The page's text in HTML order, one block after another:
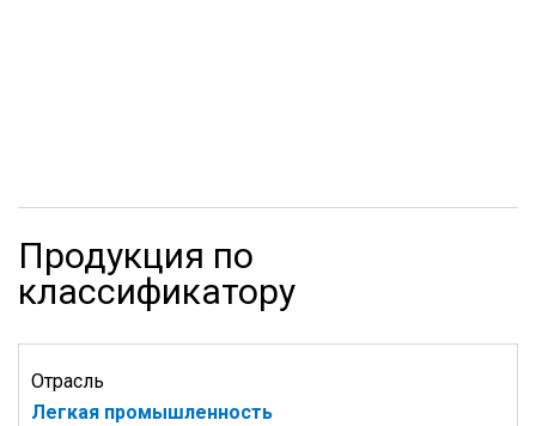
Продукция по
классификатору
Отрасль
Легкая промышленность